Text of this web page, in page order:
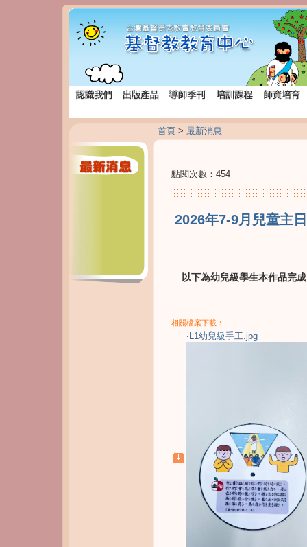
首頁> 最新消息
點閱次數：454
2026年7-9月兒童主
以下為幼兒級學生本作品完
相關檔案下載：
‧L1幼兒級手工.jpg